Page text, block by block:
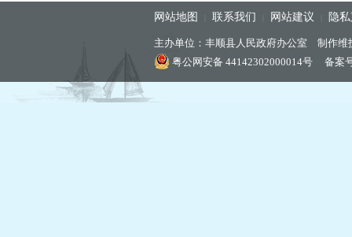
网站地图 联系我们 网站建议 隐
主办单位：丰顺县人民政府办公室 制作维
粤公网安备 44142302000014号
备案